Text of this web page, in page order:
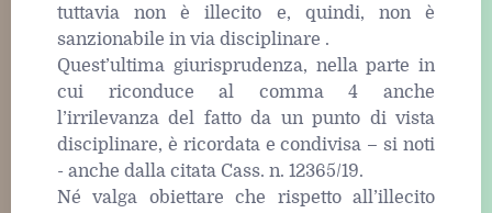
tuttavia non è illecito e, quindi, non è
sanzionabile in via disciplinare .
Quest’ultima giurisprudenza, nella parte in
cui riconduce al comma 4 anche
l’irrilevanza del fatto da un punto di vista
disciplinare, è ricordata e condivisa – si noti
- anche dalla citata Cass. n. 12365/19.
Né valga obiettare che rispetto all’illecito